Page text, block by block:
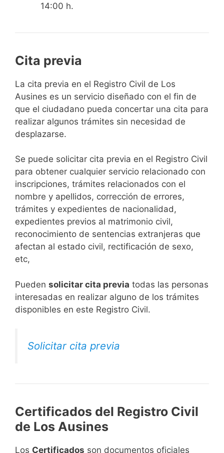
14:00 h.
Cita previa
​​​​​​​​​​​​​​​​​​​​​​​​​​​​La cita previa en el Registro Civil de Los
Ausines es un servicio diseñado con el fin de
que el ciudadano pueda concertar una cita para
realizar algunos trámites sin necesidad de
desplazarse.​
Se puede solicitar cita previa en el Registro Civil
para obtener cualquier servicio relacionado con
inscripciones, trámites relacionados con el
nombre y apellidos, corrección de errores,
trámites y expedientes de nacionalidad,
expedientes previos al matrimonio civil,
reconocimiento de sentencias extranjeras que
afectan al estado civil, rectificación de sexo,
etc,
​Pueden solicitar cita previa todas las personas
interesadas en realizar alguno de los trámites
disponibles en este Registro Civil.​
Solicitar cita previa
Certificados del Registro Civil
de Los Ausines
Los Certificados son documentos oficiales